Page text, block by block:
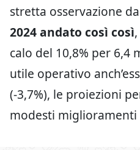
stretta osservazione
2024 andato così così
calo del 10,8% per 6,4
utile operativo
(-3,7%), le proiezioni
modesti miglioramenti